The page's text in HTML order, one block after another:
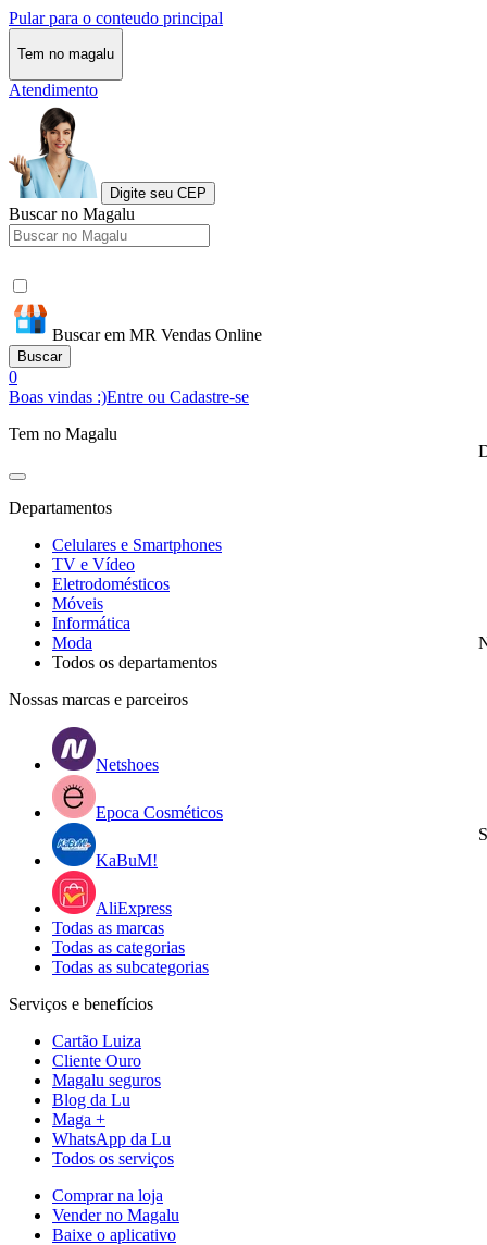
Pular para o conteudo principal
Tem no magalu
Atendimento
Digite seu CEP
Buscar no Magalu
Buscar em MR Vendas Online
Buscar
0
Boas vindas :)Entre ou Cadastre-se
Tem no Magalu
Departamentos
Celulares e Smartphones
TV e Vídeo
Eletrodomésticos
Móveis
Informática
Moda
Todos os departamentos
Nossas marcas e parceiros
Netshoes
Epoca Cosméticos
KaBuM!
AliExpress
Todas as marcas
Todas as categorias
Todas as subcategorias
Serviços e benefícios
Cartão Luiza
Cliente Ouro
Magalu seguros
Blog da Lu
Maga +
WhatsApp da Lu
Todos os serviços
Comprar na loja
Vender no Magalu
Baixe o aplicativo